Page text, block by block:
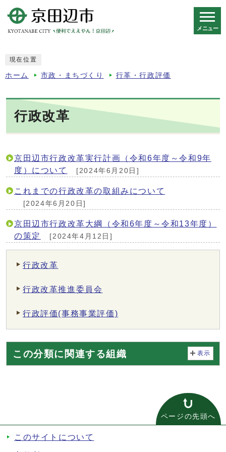
メニュー
現在位置
ホーム 市政・まちづくり 行革・行政評価
行政改革
京田辺市行政改革実行計画（令和6年度～令和9年
度）について
[2024年6月20日]
これまでの行政改革の取組みについて
[2024年6月20日]
京田辺市行政改革大綱（令和6年度～令和13年度）
の策定
[2024年4月12日]
行政改革
行政改革推進委員会
行政評価(事務事業評価)
この分類に関連する組織 表示
ページの先頭へ
このサイトについて